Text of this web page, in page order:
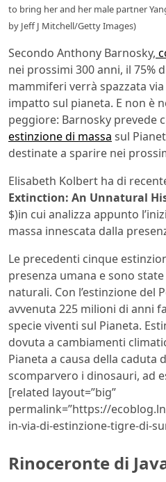
to bring her and her male partner
by Jeff J Mitchell/Getty Images)
Secondo Anthony Barnosky,
nei prossimi 300 anni, il 75%
mammiferi verrà spazzata
impatto sul pianeta. E non è
peggiore: Barnosky prevede
estinzione di massa sul
destinate a sparire nei
Elisabeth Kolbert ha di
Extinction: An Unnatural
$)in cui analizza appunto
massa innescata dalla
Le precedenti cinque
presenza umana e sono
naturali. Con l’estinzione del
avvenuta 225 milioni di anni
specie viventi sul Pianeta.
dovuta a cambiamenti
Pianeta a causa della caduta
scomparvero i dinosauri, ad
[related layout=”big”
permalink=”https://
in-via-di-estinzione-tigre-di-
Rinoceronte di